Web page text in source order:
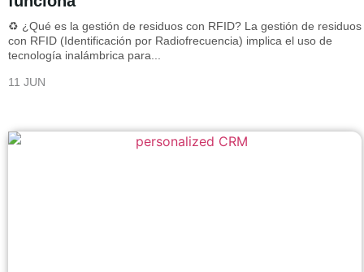
♻️ ¿Qué es la gestión de residuos con RFID? La gestión de residuos
con RFID (Identificación por Radiofrecuencia) implica el uso de
tecnología inalámbrica para...
11 JUN